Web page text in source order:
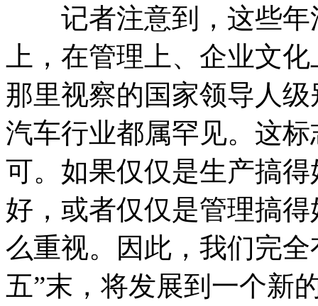
记者注意到，这些年
上，在管理上、企业文
那里视察的国家领导人
汽车行业都属罕见。这
可。如果仅仅是生产搞
好，或者仅仅是管理搞
么重视。因此，我们完
五”末，将发展到一个新